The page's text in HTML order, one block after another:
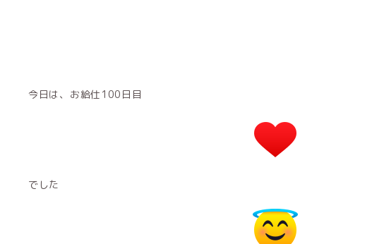
今日は、お給仕100日目
でした